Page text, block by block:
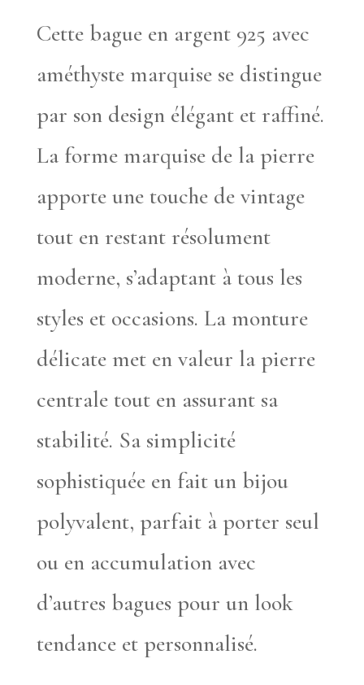
Cette bague en argent 925 avec
améthyste marquise se distingue
par son design élégant et raffiné.
La forme marquise de la pierre
apporte une touche de vintage
tout en restant résolument
moderne, s’adaptant à tous les
styles et occasions. La monture
délicate met en valeur la pierre
centrale tout en assurant sa
stabilité. Sa simplicité
sophistiquée en fait un bijou
polyvalent, parfait à porter seul
ou en accumulation avec
d’autres bagues pour un look
tendance et personnalisé.